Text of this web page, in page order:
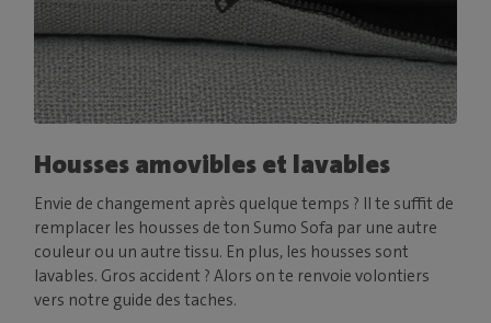
Housses amovibles et lavables
Envie de changement après quelque temps ? Il te suffit de
remplacer les housses de ton Sumo Sofa par une autre
couleur ou un autre tissu. En plus, les housses sont
lavables. Gros accident ? Alors on te renvoie volontiers
vers notre guide des taches.